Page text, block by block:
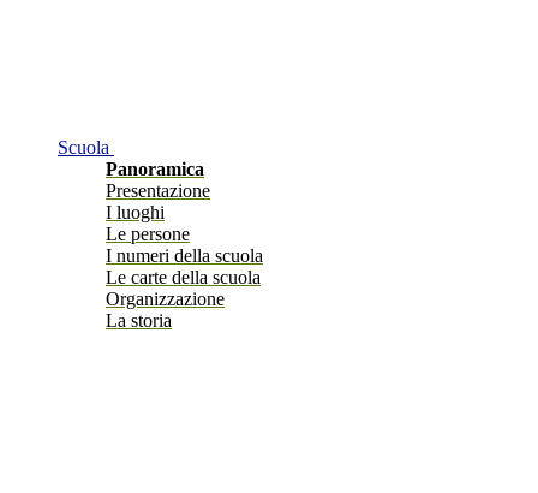
Scuola
Panoramica
Presentazione
I luoghi
Le persone
I numeri della scuola
Le carte della scuola
Organizzazione
La storia